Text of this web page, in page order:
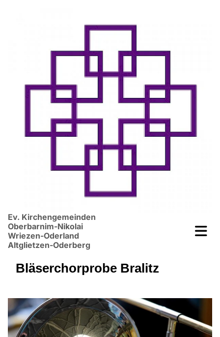
Ev. Kirchengemeinden
Oberbarnim-Nikolai
Wriezen-Oderland
Altglietzen-Oderberg
Bläserchorprobe Bralitz